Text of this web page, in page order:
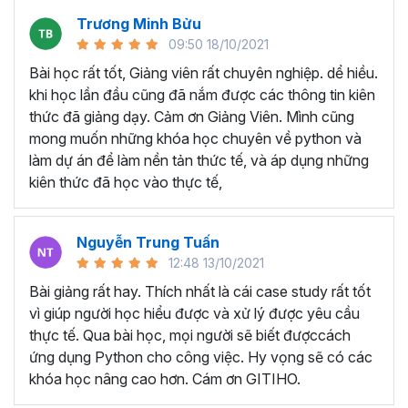
đảm bảo bạn sẽ nắm được xu hướng phát triển mới nhất
của trong ngành phân tích dữ liệu với python.
Mục tiêu khi tham gia khóa
học Python?
Nắm vững lý thuyết và học cách thực hành kỹ thuật code
bằng ngôn ngữ Python để phân tích và giải quyết các vấn
đề trong phân tích dữ liệu.
Biết sử dụng Python trong phân tích dữ liệu thay cho các
công cụ truyền thống như Excel, Power BI, Tableau…
Thành thạo các thao tác và xử lý dữ liệu với Matplotlib,
Pandas,...
Biết tận dụng thư viện hỗ trợ trong Python để thu thập, xử
lý và làm sạch dữ liệu.
Trực quan hóa dữ liệu trong Python với thư viện hỗ trợ
Thành thạo lập trình Python để làm nền tảng chohọc
Trương Minh Bửu
09:50 18/10/2021
Bài học rất tốt, Giảng viên rất chuyên nghiệp. dể hiều.
khi học lần đầu cũng đã nắm được các thông tin kiên
thức đã giảng dạy. Cảm ơn Giảng Viên. Mình cũng
mong muốn những khóa học chuyên về python và
làm dự án để làm nền tản thức tế, và áp dụng những
kiên thức đã học vào thực tế,
Nguyễn Trung Tuấn
12:48 13/10/2021
Bài giảng rất hay. Thích nhất là cái case study rất tốt
vì giúp người học hiểu được và xử lý được yêu cầu
thực tế. Qua bài học, mọi người sẽ biết đượccách
ứng dụng Python cho công việc. Hy vọng sẽ có các
khóa học nâng cao hơn. Cám ơn GITIHO.